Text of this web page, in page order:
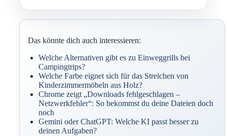
Das könnte dich auch interessieren:
Welche Alternativen gibt es zu Einweggrills bei
Campingtrips?
Welche Farbe eignet sich für das Streichen von
Kinderzimmermöbeln aus Holz?
Chrome zeigt „Downloads fehlgeschlagen –
Netzwerkfehler“: So bekommst du deine Dateien doch
noch
Gemini oder ChatGPT: Welche KI passt besser zu
deinen Aufgaben?